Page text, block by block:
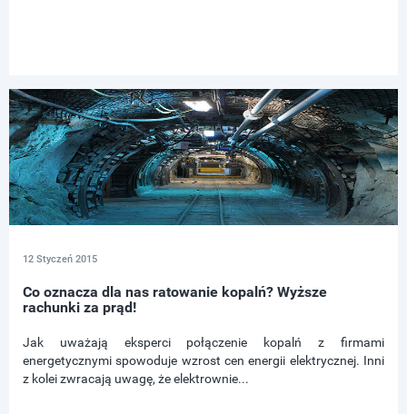
12 Styczeń 2015
Co oznacza dla nas ratowanie kopalń? Wyższe
rachunki za prąd!
Jak uważają eksperci połączenie kopalń z firmami
energetycznymi spowoduje wzrost cen energii elektrycznej. Inni
z kolei zwracają uwagę, że elektrownie...